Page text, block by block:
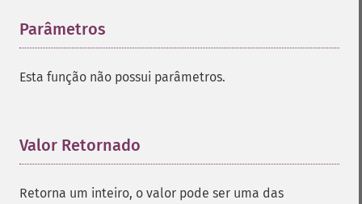
Parâmetros
Esta função não possui parâmetros.
Valor Retornado
Retorna um inteiro, o valor pode ser uma das